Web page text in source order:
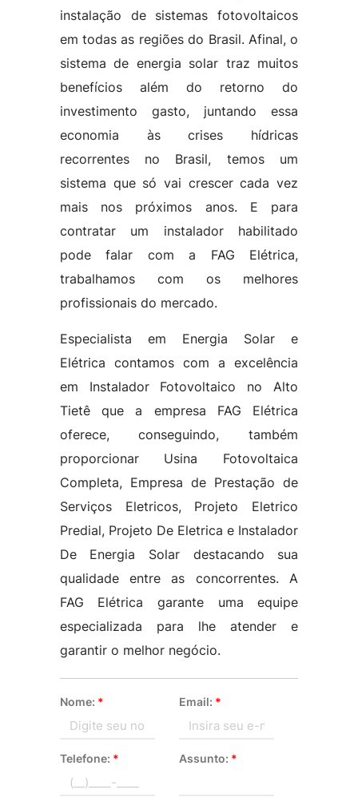
instalação de sistemas fotovoltaicos
em todas as regiões do Brasil. Afinal, o
sistema de energia solar traz muitos
benefícios além do retorno do
investimento gasto, juntando essa
economia às crises hídricas
recorrentes no Brasil, temos um
sistema que só vai crescer cada vez
mais nos próximos anos. E para
contratar um instalador habilitado
pode falar com a FAG Elétrica,
trabalhamos com os melhores
profissionais do mercado.
Especialista em Energia Solar e
Elétrica contamos com a excelência
em Instalador Fotovoltaico no Alto
Tietê que a empresa FAG Elétrica
oferece, conseguindo, também
proporcionar Usina Fotovoltaica
Completa, Empresa de Prestação de
Serviços Eletricos, Projeto Eletrico
Predial, Projeto De Eletrica e Instalador
De Energia Solar destacando sua
qualidade entre as concorrentes. A
FAG Elétrica garante uma equipe
especializada para lhe atender e
garantir o melhor negócio.
Nome: * Email: *
Telefone: * Assunto: *